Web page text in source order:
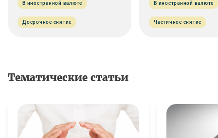
В иностранной валюте
Досрочное снятие
В иностранной валюте
Частичное снятие
Тематические статьи